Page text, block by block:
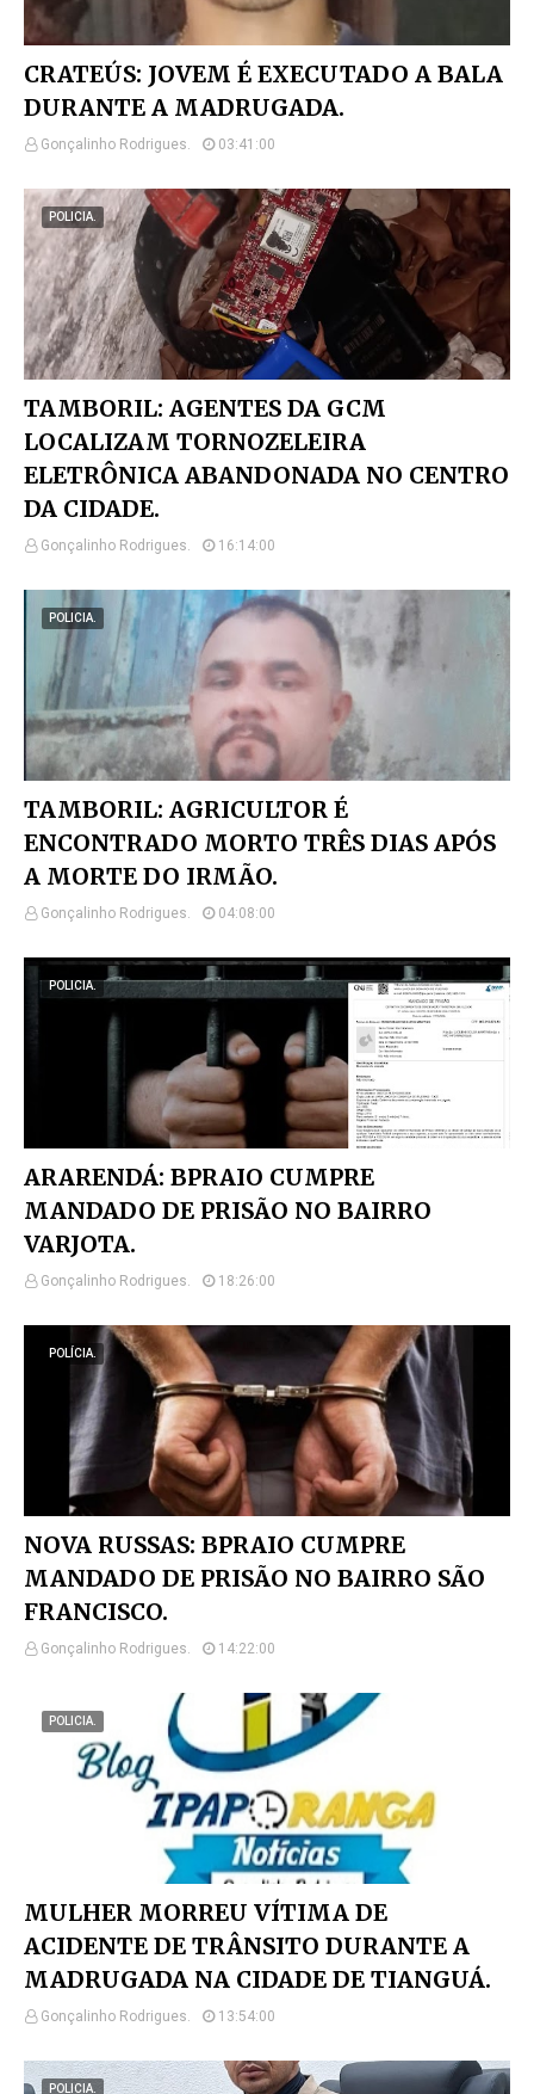
CRATEÚS: JOVEM É EXECUTADO A BALA
DURANTE A MADRUGADA.
Gonçalinho Rodrigues. 03:41:00
POLICIA.
TAMBORIL: AGENTES DA GCM
LOCALIZAM TORNOZELEIRA
ELETRÔNICA ABANDONADA NO CENTRO
DA CIDADE.
Gonçalinho Rodrigues. 16:14:00
POLICIA.
TAMBORIL: AGRICULTOR É
ENCONTRADO MORTO TRÊS DIAS APÓS
A MORTE DO IRMÃO.
Gonçalinho Rodrigues. 04:08:00
POLICIA.
ARARENDÁ: BPRAIO CUMPRE
MANDADO DE PRISÃO NO BAIRRO
VARJOTA.
Gonçalinho Rodrigues. 18:26:00
POLÍCIA.
NOVA RUSSAS: BPRAIO CUMPRE
MANDADO DE PRISÃO NO BAIRRO SÃO
FRANCISCO.
Gonçalinho Rodrigues. 14:22:00
POLICIA.
MULHER MORREU VÍTIMA DE
ACIDENTE DE TRÂNSITO DURANTE A
MADRUGADA NA CIDADE DE TIANGUÁ.
Gonçalinho Rodrigues. 13:54:00
POLICIA.